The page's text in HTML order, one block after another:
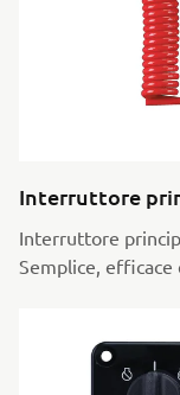
Interruttore
Interruttore
Semplice, efficace